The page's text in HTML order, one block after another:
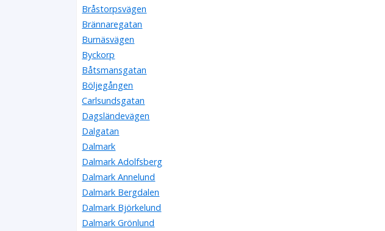
Bråstorpsvägen
Brännaregatan
Burnäsvägen
Byckorp
Båtsmansgatan
Böljegången
Carlsundsgatan
Dagsländevägen
Dalgatan
Dalmark
Dalmark Adolfsberg
Dalmark Annelund
Dalmark Bergdalen
Dalmark Björkelund
Dalmark Grönlund